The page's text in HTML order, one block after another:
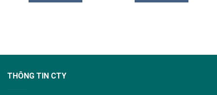
THÔNG TIN CTY